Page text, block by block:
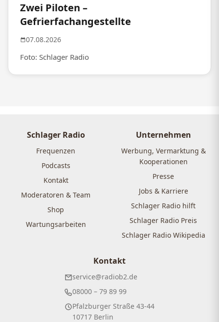
Zwei Piloten –
Gefrierfachangestellte
07.08.2026
Foto: Schlager Radio
Schlager Radio
Frequenzen
Podcasts
Kontakt
Moderatoren & Team
Shop
Wartungsarbeiten
Unternehmen
Werbung, Vermarktung &
Kooperationen
Presse
Jobs & Karriere
Schlager Radio hilft
Schlager Radio Preis
Schlager Radio Wikipedia
Kontakt
service@radiob2.de
08000 – 79 89 99
Pfalzburger Straße 43-44
10717 Berlin